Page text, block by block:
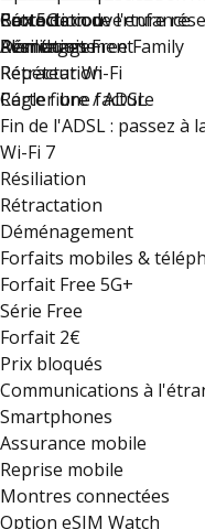
Rétractation
Déménagement
Carte de couverture
Résiliation
Rétractation
Régler une facture
Protection de l'enfance
Plan du site
Box 5G
Avantages Free Family
Répéteur Wi-Fi
Carte fibre / ADSL
Fin de l'ADSL : passez à
Wi-Fi 7
Résiliation
Rétractation
Déménagement
Forfaits mobiles &
Forfait Free 5G+
Série Free
Forfait 2€
Prix bloqués
Communications à
Smartphones
Assurance mobile
Reprise mobile
Montres connectées
Option eSIM Watch